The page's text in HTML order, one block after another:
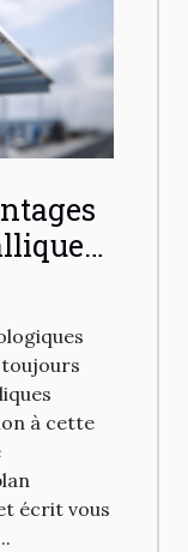
toujours
à cette
écrit vous